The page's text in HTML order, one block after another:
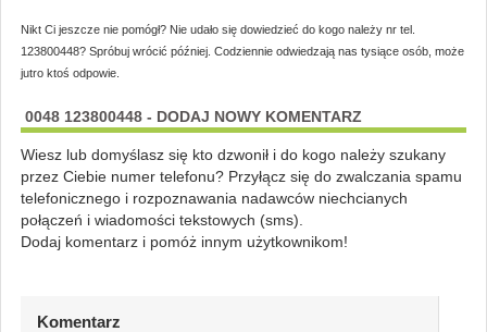
Nikt Ci jeszcze nie pomógł? Nie udało się dowiedzieć do kogo należy nr tel.
123800448? Spróbuj wrócić później. Codziennie odwiedzają nas tysiące osób, może
jutro ktoś odpowie.
0048 123800448 - DODAJ NOWY KOMENTARZ
Wiesz lub domyślasz się kto dzwonił i do kogo należy szukany
przez Ciebie numer telefonu? Przyłącz się do zwalczania spamu
telefonicznego i rozpoznawania nadawców niechcianych
połączeń i wiadomości tekstowych (sms).
Dodaj komentarz i pomóż innym użytkownikom!
Komentarz